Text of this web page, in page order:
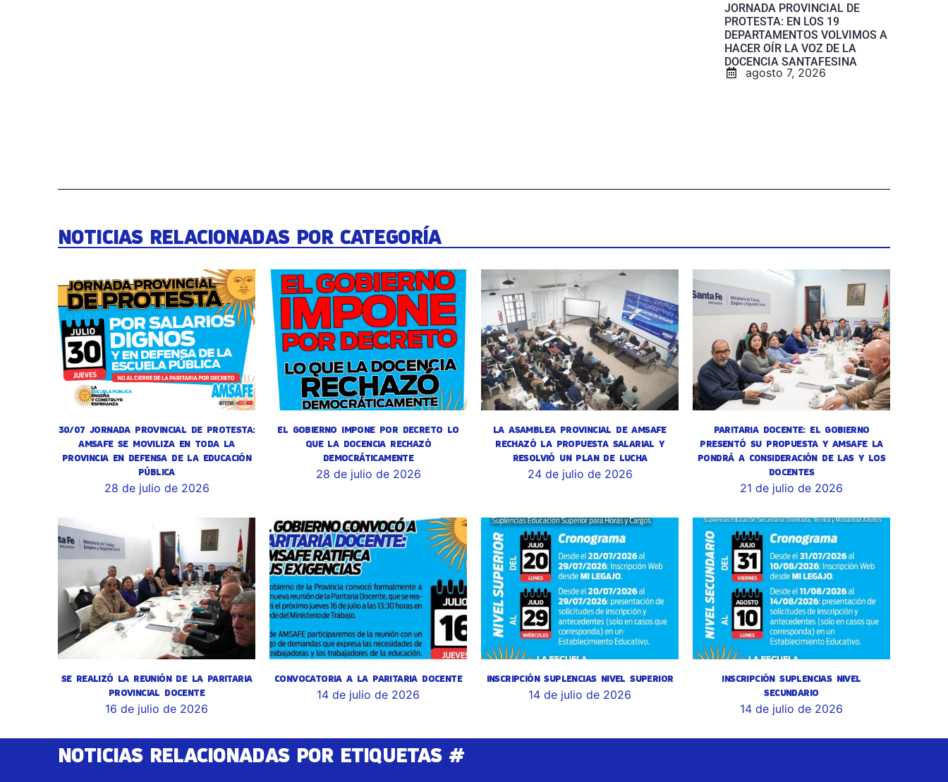
JORNADA PROVINCIAL DE
PROTESTA: EN LOS 19
DEPARTAMENTOS VOLVIMOS A
HACER OÍR LA VOZ DE LA
DOCENCIA SANTAFESINA
agosto 7, 2026
NOTICIAS RELACIONADAS POR CATEGORÍA
30/07 JORNADA PROVINCIAL DE PROTESTA:
AMSAFE SE MOVILIZA EN TODA LA
PROVINCIA EN DEFENSA DE LA EDUCACIÓN
PÚBLICA
28 de julio de 2026
EL GOBIERNO IMPONE POR DECRETO LO
QUE LA DOCENCIA RECHAZÓ
DEMOCRÁTICAMENTE
28 de julio de 2026
LA ASAMBLEA PROVINCIAL DE AMSAFE
RECHAZÓ LA PROPUESTA SALARIAL Y
RESOLVIÓ UN PLAN DE LUCHA
24 de julio de 2026
PARITARIA DOCENTE: EL GOBIERNO
PRESENTÓ SU PROPUESTA Y AMSAFE LA
PONDRÁ A CONSIDERACIÓN DE LAS Y LOS
DOCENTES
21 de julio de 2026
SE REALIZÓ LA REUNIÓN DE LA PARITARIA
PROVINCIAL DOCENTE
16 de julio de 2026
CONVOCATORIA A LA PARITARIA DOCENTE
14 de julio de 2026
INSCRIPCIÓN SUPLENCIAS NIVEL SUPERIOR
14 de julio de 2026
INSCRIPCIÓN SUPLENCIAS NIVEL
SECUNDARIO
14 de julio de 2026
NOTICIAS RELACIONADAS POR ETIQUETAS #